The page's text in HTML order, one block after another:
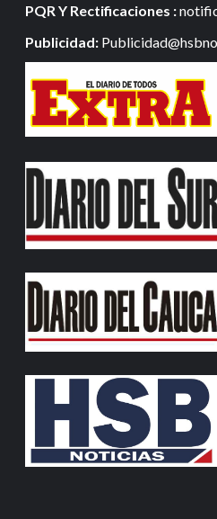
PQR Y Rectificaciones :
Publicidad: